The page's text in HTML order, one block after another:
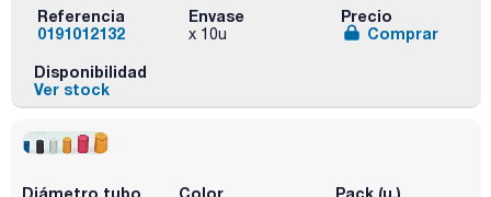
Referencia
0191012132
Envase
x 10u
Precio
Comprar
Disponibilidad
Ver stock
Diámetro tubo
Color Pack (u.)